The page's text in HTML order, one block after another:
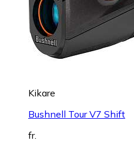
Kikare
Bushnell Tour V7 Shift
fr.